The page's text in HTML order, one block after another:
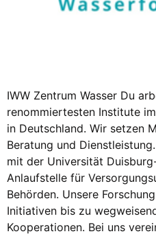
IWW Zentrum Wasser Du
renommiertesten Institute
in Deutschland. Wir setzen
Beratung und
mit der Universität
Anlaufstelle für
Behörden. Unsere
Initiativen bis zu
Kooperationen. Bei uns